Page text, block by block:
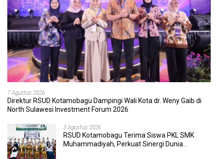
7 Agustus 2026
Direktur RSUD Kotamobagu Dampingi Wali Kota dr. Weny Gaib di
North Sulawesi Investment Forum 2026
3 Agustus 2026
RSUD Kotamobagu Terima Siswa PKL SMK
Muhammadiyah, Perkuat Sinergi Dunia